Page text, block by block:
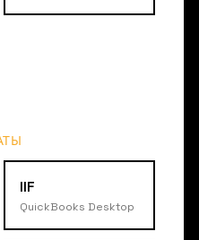
IIF
QuickBooks Desktop